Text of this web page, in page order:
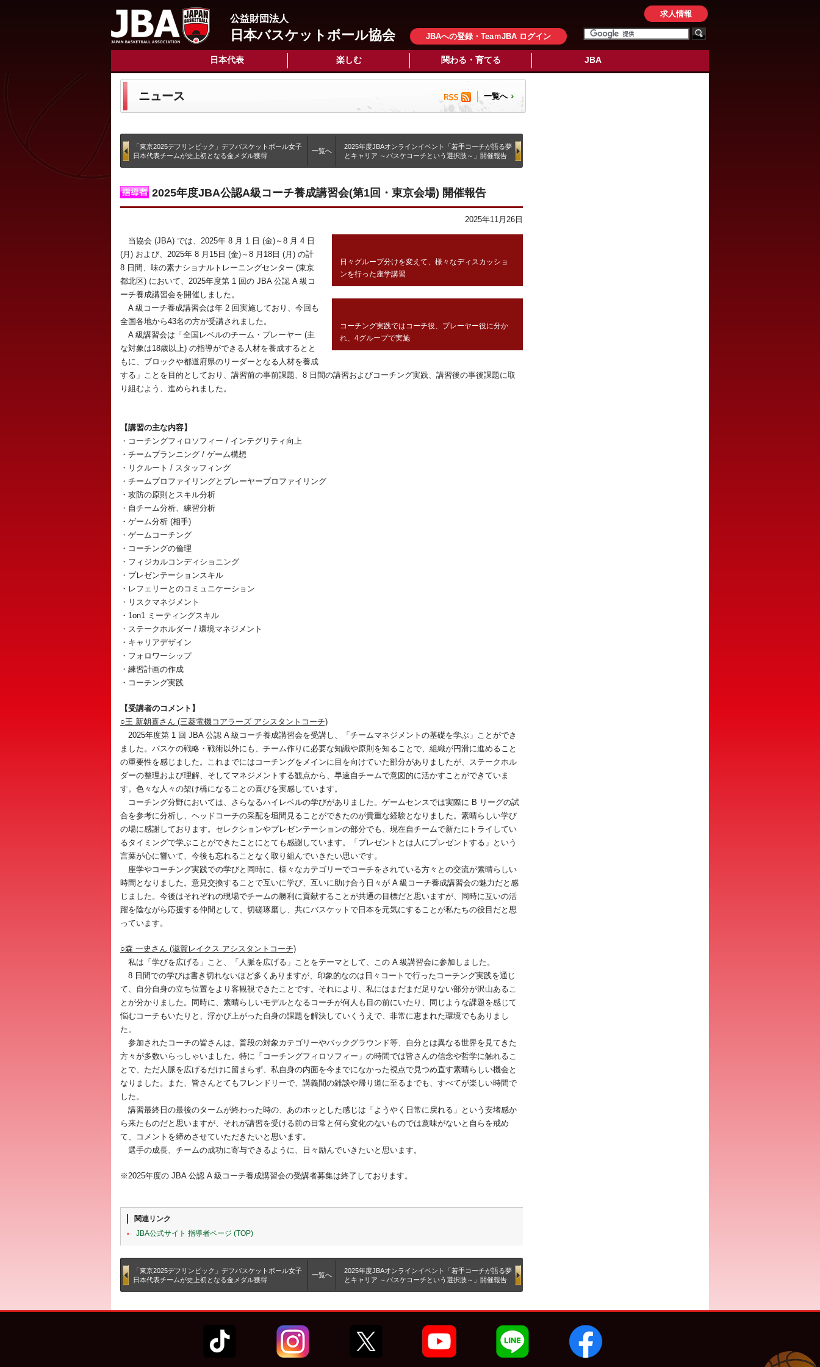
公益財団法人
日本バスケットボール協会 JBAへの登録・TeaｍJBA ログイン
求人情報
日本代表 楽しむ 関わる・育てる JBA
ニュース 一覧へ
「東京2025デフリンピック」デフバスケットボール女子
日本代表チームが史上初となる金メダル獲得
一覧へ
2025年度JBAオンラインイベント「若手コーチが語る夢
とキャリア ～バスケコーチという選択肢～」開催報告
2025年度JBA公認A級コーチ養成講習会(第1回・東京会場) 開催報告
2025年11月26日
日々グループ分けを変えて、様々なディスカッショ
ンを行った座学講習
コーチング実践ではコーチ役、プレーヤー役に分か
れ、4グループで実施
当協会 (JBA) では、2025年 8 月 1 日 (金)～8 月 4 日
(月) および、2025年 8 月15日 (金)～8 月18日 (月) の計
8 日間、味の素ナショナルトレーニングセンター (東京
都北区) において、2025年度第 1 回の JBA 公認 A 級コ
ーチ養成講習会を開催しました。
A 級コーチ養成講習会は年 2 回実施しており、今回も
全国各地から43名の方が受講されました。
A 級講習会は「全国レベルのチーム・プレーヤー (主
な対象は18歳以上) の指導ができる人材を養成するとと
もに、ブロックや都道府県のリーダーとなる人材を養成
する」ことを目的としており、講習前の事前課題、8 日間の講習およびコーチング実践、講習後の事後課題に取
り組むよう、進められました。
【講習の主な内容】
・コーチングフィロソフィー / インテグリティ向上
・チームプランニング / ゲーム構想
・リクルート / スタッフィング
・チームプロファイリングとプレーヤープロファイリング
・攻防の原則とスキル分析
・自チーム分析、練習分析
・ゲーム分析 (相手)
・ゲームコーチング
・コーチングの倫理
・フィジカルコンディショニング
・プレゼンテーションスキル
・レフェリーとのコミュニケーション
・リスクマネジメント
・1on1 ミーティングスキル
・ステークホルダー / 環境マネジメント
・キャリアデザイン
・フォロワーシップ
・練習計画の作成
・コーチング実践
【受講者のコメント】
○王 新朝喜さん (三菱電機コアラーズ アシスタントコーチ)
2025年度第 1 回 JBA 公認 A 級コーチ養成講習会を受講し、「チームマネジメントの基礎を学ぶ」ことができ
ました。バスケの戦略・戦術以外にも、チーム作りに必要な知識や原則を知ることで、組織が円滑に進めること
の重要性を感じました。これまでにはコーチングをメインに目を向けていた部分がありましたが、ステークホル
ダーの整理および理解、そしてマネジメントする観点から、早速自チームで意図的に活かすことができていま
す。色々な人々の架け橋になることの喜びを実感しています。
コーチング分野においては、さらなるハイレベルの学びがありました。ゲームセンスでは実際に B リーグの試
合を参考に分析し、ヘッドコーチの采配を垣間見ることができたのが貴重な経験となりました。素晴らしい学び
の場に感謝しております。セレクションやプレゼンテーションの部分でも、現在自チームで新たにトライしてい
るタイミングで学ぶことができたことにとても感謝しています。「プレゼントとは人にプレゼントする」という
言葉が心に響いて、今後も忘れることなく取り組んでいきたい思いです。
座学やコーチング実践での学びと同時に、様々なカテゴリーでコーチをされている方々との交流が素晴らしい
時間となりました。意見交換することで互いに学び、互いに助け合う日々が A 級コーチ養成講習会の魅力だと感
じました。今後はそれぞれの現場でチームの勝利に貢献することが共通の目標だと思いますが、同時に互いの活
躍を陰ながら応援する仲間として、切磋琢磨し、共にバスケットで日本を元気にすることが私たちの役目だと思
っています。
○森 一史さん (滋賀レイクス アシスタントコーチ)
私は「学びを広げる」こと、「人脈を広げる」ことをテーマとして、この A 級講習会に参加しました。
8 日間での学びは書き切れないほど多くありますが、印象的なのは日々コートで行ったコーチング実践を通じ
て、自分自身の立ち位置をより客観視できたことです。それにより、私にはまだまだ足りない部分が沢山あるこ
とが分かりました。同時に、素晴らしいモデルとなるコーチが何人も目の前にいたり、同じような課題を感じて
悩むコーチもいたりと、浮かび上がった自身の課題を解決していくうえで、非常に恵まれた環境でもありまし
た。
参加されたコーチの皆さんは、普段の対象カテゴリーやバックグラウンド等、自分とは異なる世界を見てきた
方々が多数いらっしゃいました。特に「コーチングフィロソフィー」の時間では皆さんの信念や哲学に触れるこ
とで、ただ人脈を広げるだけに留まらず、私自身の内面を今までになかった視点で見つめ直す素晴らしい機会と
なりました。また、皆さんとてもフレンドリーで、講義間の雑談や帰り道に至るまでも、すべてが楽しい時間で
した。
講習最終日の最後のタームが終わった時の、あのホッとした感じは「ようやく日常に戻れる」という安堵感か
ら来たものだと思いますが、それが講習を受ける前の日常と何ら変化のないものでは意味がないと自らを戒め
て、コメントを締めさせていただきたいと思います。
選手の成長、チームの成功に寄与できるように、日々励んでいきたいと思います。
※2025年度の JBA 公認 A 級コーチ養成講習会の受講者募集は終了しております。
関連リンク
JBA公式サイト 指導者ページ (TOP)
「東京2025デフリンピック」デフバスケットボール女子
日本代表チームが史上初となる金メダル獲得
一覧へ
2025年度JBAオンラインイベント「若手コーチが語る夢
とキャリア ～バスケコーチという選択肢～」開催報告